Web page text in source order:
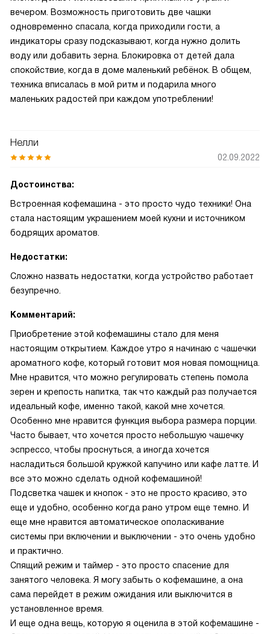
вечером. Возможность приготовить две чашки
одновременно спасала, когда приходили гости, а
индикаторы сразу подсказывают, когда нужно долить
воду или добавить зерна. Блокировка от детей дала
спокойствие, когда в доме маленький ребёнок. В общем,
техника вписалась в мой ритм и подарила много
маленьких радостей при каждом употреблении!
Нелли
02.09.2022
Достоинства:
Встроенная кофемашина - это просто чудо техники! Она
стала настоящим украшением моей кухни и источником
бодрящих ароматов.
Недостатки:
Сложно назвать недостатки, когда устройство работает
безупречно.
Комментарий:
Приобретение этой кофемашины стало для меня
настоящим открытием. Каждое утро я начинаю с чашечки
ароматного кофе, который готовит моя новая помощница.
Мне нравится, что можно регулировать степень помола
зерен и крепость напитка, так что каждый раз получается
идеальный кофе, именно такой, какой мне хочется.
Особенно мне нравится функция выбора размера порции.
Часто бывает, что хочется просто небольшую чашечку
эспрессо, чтобы проснуться, а иногда хочется
насладиться большой кружкой капучино или кафе латте. И
все это можно сделать одной кофемашиной!
Подсветка чашек и кнопок - это не просто красиво, это
еще и удобно, особенно когда рано утром еще темно. И
еще мне нравится автоматическое ополаскивание
системы при включении и выключении - это очень удобно
и практично.
Спящий режим и таймер - это просто спасение для
занятого человека. Я могу забыть о кофемашине, а она
сама перейдет в режим ожидания или выключится в
установленное время.
И еще одна вещь, которую я оценила в этой кофемашине -